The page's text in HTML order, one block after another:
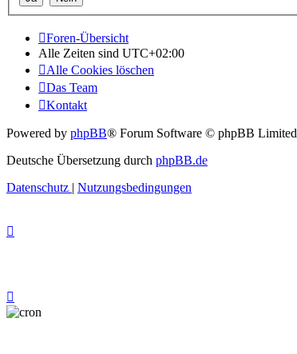
Foren-Übersicht
Alle Zeiten sind UTC+02:00
Alle Cookies löschen
Das Team
Kontakt
Powered by phpBB® Forum Software © phpBB Limited
Deutsche Übersetzung durch phpBB.de
Datenschutz | Nutzungsbedingungen